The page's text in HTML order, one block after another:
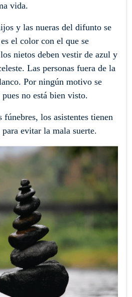
vida.
y las nueras del difunto se
el color con el que se
nietos deben vestir de azul y
Las personas fuera de la
Por ningún motivo se
no está bien visto.
fúnebres, los asistentes tienen
evitar la mala suerte.